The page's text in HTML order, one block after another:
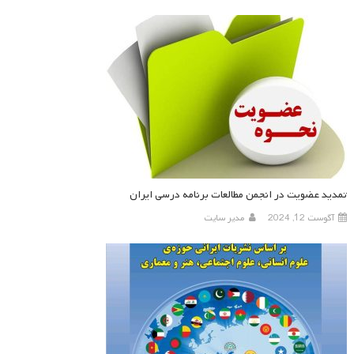
تمدید عضویت در انجمن مطالعات برنامه درسی ایران
آگوست 12, 2024 مدیر سایت